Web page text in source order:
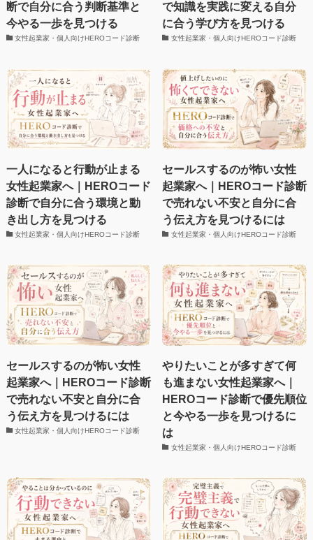
断で自分に合う判断基準と
今やる一歩を見つける
女性起業家・個人向けHEROコード診断
で知識を実践に変える自分
に合う学び方を見つける
女性起業家・個人向けHEROコード診断
一人になると行動が止まる
女性起業家へ｜HEROコード
診断で自分に合う環境と動
き出し方を見つける
女性起業家・個人向けHEROコード診断
セールスするのが怖い女性
起業家へ｜HEROコード診断
で売れない不安と自分に合
う伝え方を見つけるには
女性起業家・個人向けHEROコード診断
セールスするのが怖い女性
起業家へ｜HEROコード診断
で売れない不安と自分に合
う伝え方を見つけるには
女性起業家・個人向けHEROコード診断
やりたいことが多すぎて何
も進まない女性起業家へ｜
HEROコード診断で優先順位
と今やる一歩を見つけるに
は
女性起業家・個人向けHEROコード診断